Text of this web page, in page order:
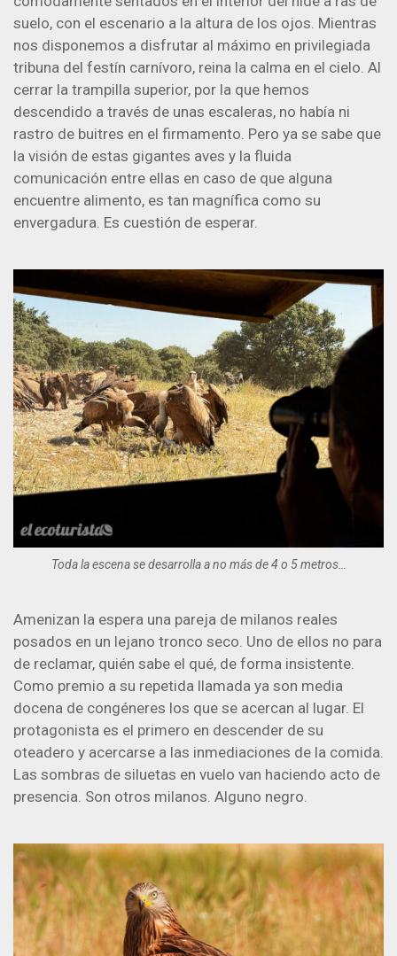
suelo, con el escenario a la altura de los ojos. Mientras
nos disponemos a disfrutar al máximo en privilegiada
tribuna del festín carnívoro, reina la calma en el cielo. Al
cerrar la trampilla superior, por la que hemos
descendido a través de unas escaleras, no había ni
rastro de buitres en el firmamento. Pero ya se sabe que
la visión de estas gigantes aves y la fluida
comunicación entre ellas en caso de que alguna
encuentre alimento, es tan magnífica como su
envergadura. Es cuestión de esperar.
Toda la escena se desarrolla a no más de 4 o 5 metros…
Amenizan la espera una pareja de milanos reales
posados en un lejano tronco seco. Uno de ellos no para
de reclamar, quién sabe el qué, de forma insistente.
Como premio a su repetida llamada ya son media
docena de congéneres los que se acercan al lugar. El
protagonista es el primero en descender de su
oteadero y acercarse a las inmediaciones de la comida.
Las sombras de siluetas en vuelo van haciendo acto de
presencia. Son otros milanos. Alguno negro.